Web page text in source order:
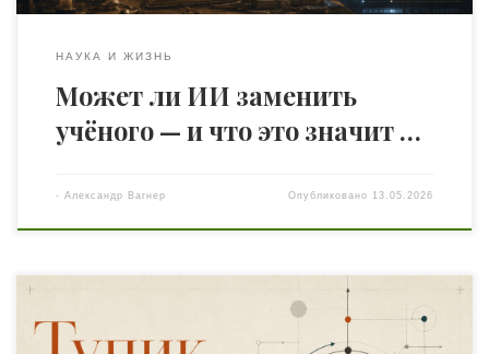
НАУКА И ЖИЗНЬ
Может ли ИИ заменить
учёного — и что это значит …
- Александр Вагнер Опубликовано 13.05.2026
Дело открыто Представьте себе следователя, который